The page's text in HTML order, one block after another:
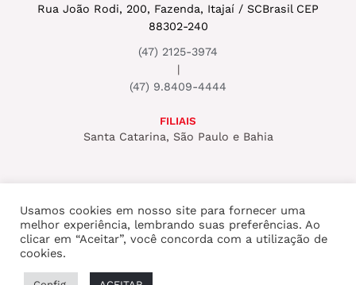
Rua João Rodi, 200, Fazenda, Itajaí / SCBrasil CEP
88302-240
(47) 2125-3974
|
(47) 9.8409-4444
FILIAIS
Santa Catarina, São Paulo e Bahia
Copyright © 2026 ROCKSET PRODUTORA
Usamos cookies em nosso site para fornecer uma
melhor experiência, lembrando suas preferências. Ao
clicar em “Aceitar”, você concorda com a utilização de
cookies.